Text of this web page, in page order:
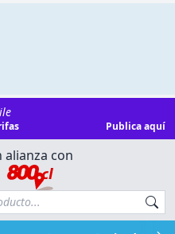
Publica aquí
alianza con